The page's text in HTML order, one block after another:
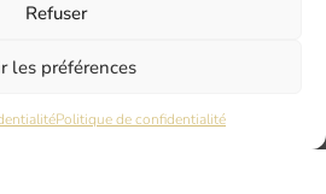
Refuser
les préférences
Politique de confidentialité
Joseph Gillet